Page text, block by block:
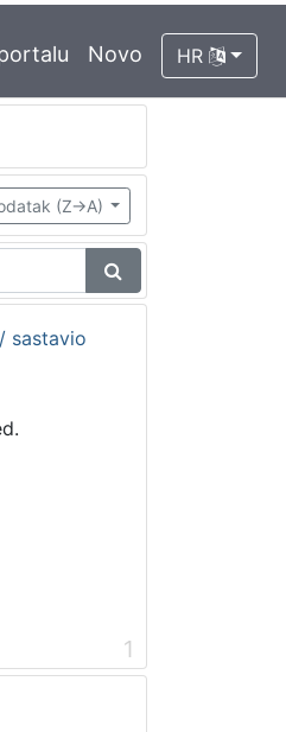
Novo HR
(Z->A)
sastavio
1